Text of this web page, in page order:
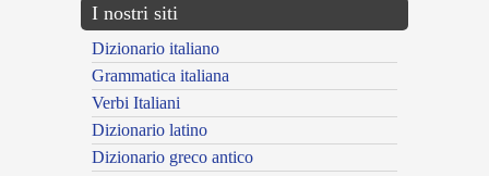
I nostri siti
Dizionario italiano
Grammatica italiana
Verbi Italiani
Dizionario latino
Dizionario greco antico